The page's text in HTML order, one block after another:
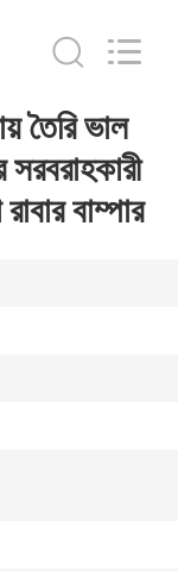
তৈরি ভাল
সরবরাহকারী
বাম্পার